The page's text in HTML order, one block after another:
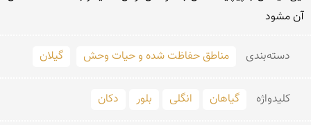
آن مشود
دسته‌بندی مناطق حفاظت شده و حیات وحش گیلان
کلید‌واژه گیاهان انگلی بلور دکان